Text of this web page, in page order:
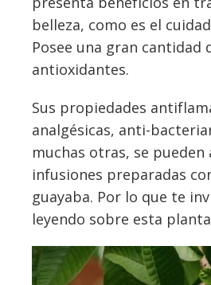
belleza, como es el
Posee una gran cantidad
antioxidantes.
Sus propiedades
analgésicas, anti-
muchas otras, se
infusiones preparadas
guayaba. Por lo que te
leyendo sobre esta